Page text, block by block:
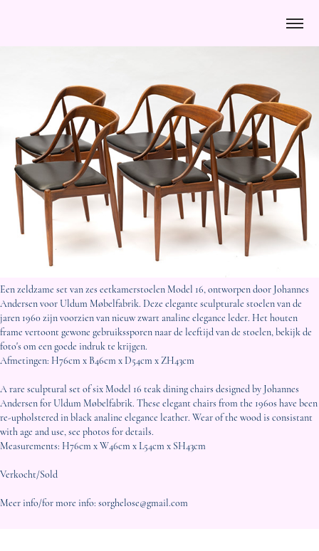
Een zeldzame set van zes eetkamerstoelen Model 16, ontworpen door Johannes
Andersen voor Uldum Møbelfabrik. Deze elegante sculpturale stoelen van de
jaren 1960 zijn voorzien van nieuw zwart analine elegance leder. Het houten
frame vertoont gewone gebruikssporen naar de leeftijd van de stoelen, bekijk de
foto's om een goede indruk te krijgen.
Afmetingen: H76cm x B46cm x D54cm x ZH43cm
A rare sculptural set of six Model 16 teak dining chairs designed by Johannes
Andersen for Uldum Møbelfabrik. These elegant chairs from the 1960s have been
re-upholstered in black analine elegance leather. Wear of the wood is consistant
with age and use, see photos for details.
Measurements: H76cm x W46cm x L54cm x SH43cm
Verkocht/Sold
Meer info/for more info: sorghelose@gmail.com